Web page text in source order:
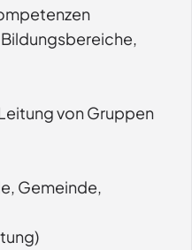
Bildungsbereiche,
von Gruppen
Gemeinde,